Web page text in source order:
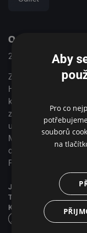
O pořadu
2011 Itálie / Francie
Z balkónu baziliky
Habemus papam!
katolické církve?
za svého dalšího
ujmout své funkce?
Morettiho je
odvážným pohledem
Freudovi, Čechovovi
Jazyk: Německy,Italsky
Titulky:
Kvalita obrazu:
Full HD
Aby
Pro co
souborů
na